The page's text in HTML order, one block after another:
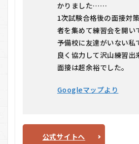
かりました……
1次試験合格後の面接対
者を集めて練習会を開い
予備校に友達がいない私
良く協力して沢山練習出
面接は超余裕でした。
Googleマップより
公式サイトへ